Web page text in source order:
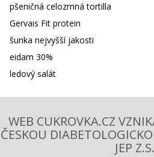
pšeničná celozrnná tortilla
Gervais Fit protein
šunka nejvyšší jakosti
eidam 30%
ledový salát
WEB CUKROVKA.CZ
ČESKOU
JEP Z.S.